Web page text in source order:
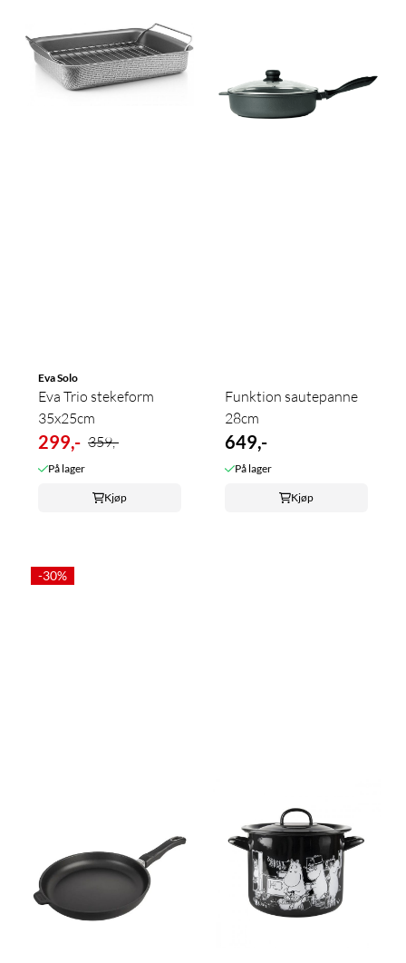
Eva Solo
Eva Trio stekeform
35x25cm
299,- 359,-
På lager
Kjøp
Funktion sautepanne
28cm
649,-
På lager
Kjøp
-30%